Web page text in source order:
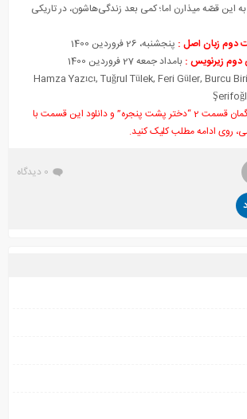
قصّه میذارن اما؛ کمی بعد زندگی‌هاشون، در تاریکی
زبان اصل : پنجشنبه، 26 فروردین 1400
زیرنویس : بامداد جمعه 27 فروردین 1400
Hamza Yazıcı, Tuğrul Tülek, Feri Güler, Burcu
جهت مشاهده تیزر و فراگمان قسمت 2 “دختر پشت پنجره” و دانلود این قسمت با
روی ادامه مطلب کلیک کنید.
0 دیدگاه